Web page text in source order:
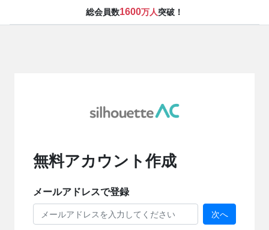
総会員数1600万人突破！
無料アカウント作成
メールアドレスで登録
次へ